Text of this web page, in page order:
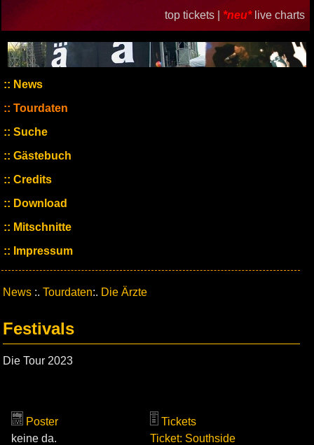
top tickets | *neu* live charts
News
Tourdaten
Suche
Gästebuch
Credits
Download
Mitschnitte
Impressum
News :. Tourdaten:. Die Ärzte
Festivals
Die Tour 2023
Poster
keine da.
Tickets
Ticket: Southside